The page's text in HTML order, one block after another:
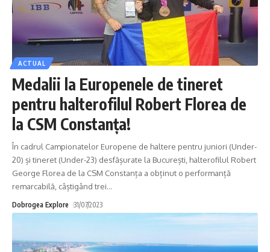
ACTUAL
Medalii la Europenele de tineret
pentru halterofilul Robert Florea de
la CSM Constanța!
În cadrul Campionatelor Europene de haltere pentru juniori (Under-
20) și tineret (Under-23) desfășurate la București, halterofilul Robert
George Florea de la CSM Constanța a obținut o performanță
remarcabilă, câștigând trei…
Dobrogea Explore 31/07/2023